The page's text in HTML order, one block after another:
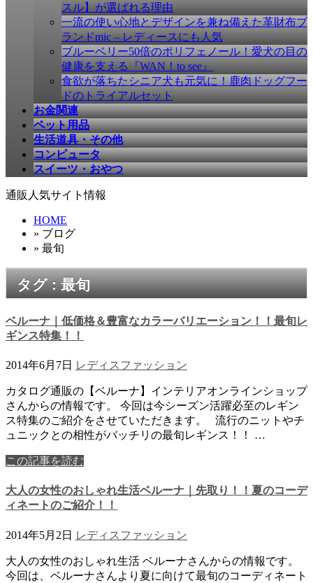
スル】が選ばれる理由
一流の使い心地とデザインを兼ね備えた革財布ブ
ランドmic – レディースにも人気
ブルーベリー50倍のポリフェノール！愛犬の目の
健康を支える『WAN！to see』
食欲が落ちたシニア犬も元気に！鹿肉ドッグフー
ドのトライアルセット
お金関連
ペット用品
生活道具・その他
コンピュータ
スイーツ・おやつ
通販人気サイト情報
HOME
» ブログ
» 最旬
タグ : 最旬
ベルーナ｜低価格＆豊富なカラーバリエーション！！最旬レ
ギンス特集！！
2014年6月7日 レディスファッション
カタログ通販の【ベルーナ】インテリアオンラインショップ
さんからの情報です。 今回は今シーズン活躍必至のレギン
ス特集のご紹介をさせていただきます。 流行のニットやチ
ュニックとの相性がバッチリの最旬レギンス！！ …
この記事を読む
大人の女性のおしゃれ生活ベルーナ｜先取り！！夏のコーデ
ィネートのご紹介！！
2014年5月2日 レディスファッション
大人の女性のおしゃれ生活 ベルーナさんからの情報です。
今回は、ベルーナさんより夏に向けて最旬のコーディネート